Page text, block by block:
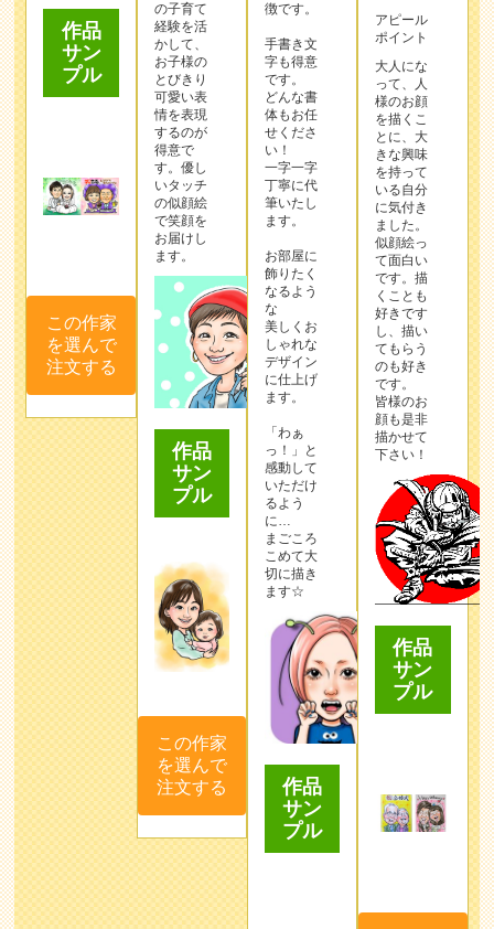
作品
サン
プル
この作家
を選んで
注文する
の子育て
経験を活
かして、
お子様の
とびきり
可愛い表
情を表現
するのが
得意で
す。優し
いタッチ
の似顔絵
で笑顔を
お届けし
ます。
作品
サン
プル
この作家
を選んで
注文する
徴です。
手書き文
字も得意
です。
どんな書
体もお任
せくださ
い！
一字一字
丁寧に代
筆いたし
ます。
お部屋に
飾りたく
なるよう
な
美しくお
しゃれな
デザイン
に仕上げ
ます。
「わぁ
っ！」と
感動して
いただけ
るよう
に…
まごころ
こめて大
切に描き
ます☆
作品
サン
プル
アピール
ポイント
大人にな
って、人
様のお顔
を描くこ
とに、大
きな興味
を持って
いる自分
に気付き
ました。
似顔絵っ
て面白い
です。描
くことも
好きです
し、描い
てもらう
のも好き
です。
皆様のお
顔も是非
描かせて
下さい！
作品
サン
プル